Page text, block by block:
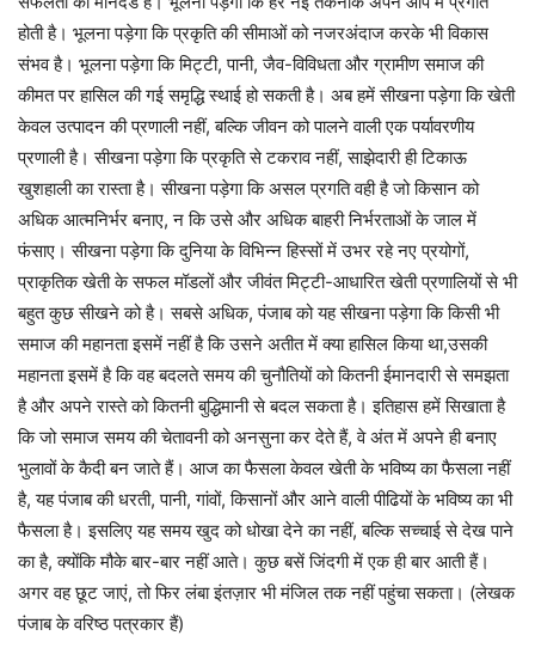
होती है। भूलना पड़ेगा कि प्रकृति की सीमाओं को नजरअंदाज करके भी विकास
संभव है। भूलना पड़ेगा कि मिट्टी, पानी, जैव-विविधता और ग्रामीण समाज की
कीमत पर हासिल की गई समृद्धि स्थाई हो सकती है। अब हमें सीखना पड़ेगा कि खेती
केवल उत्पादन की प्रणाली नहीं, बल्कि जीवन को पालने वाली एक पर्यावरणीय
प्रणाली है। सीखना पड़ेगा कि प्रकृति से टकराव नहीं, साझेदारी ही टिकाऊ
खुशहाली का रास्ता है। सीखना पड़ेगा कि असल प्रगति वही है जो किसान को
अधिक आत्मनिर्भर बनाए, न कि उसे और अधिक बाहरी निर्भरताओं के जाल में
फंसाए। सीखना पड़ेगा कि दुनिया के विभिन्न हिस्सों में उभर रहे नए प्रयोगों,
प्राकृतिक खेती के सफल मॉडलों और जीवंत मिट्टी-आधारित खेती प्रणालियों से भी
बहुत कुछ सीखने को है। सबसे अधिक, पंजाब को यह सीखना पड़ेगा कि किसी भी
समाज की महानता इसमें नहीं है कि उसने अतीत में क्या हासिल किया था,उसकी
महानता इसमें है कि वह बदलते समय की चुनौतियों को कितनी ईमानदारी से समझता
है और अपने रास्ते को कितनी बुद्धिमानी से बदल सकता है। इतिहास हमें सिखाता है
कि जो समाज समय की चेतावनी को अनसुना कर देते हैं, वे अंत में अपने ही बनाए
भुलावों के कैदी बन जाते हैं। आज का फैसला केवल खेती के भविष्य का फैसला नहीं
है, यह पंजाब की धरती, पानी, गांवों, किसानों और आने वाली पीढियों के भविष्य का भी
फैसला है। इसलिए यह समय खुद को धोखा देने का नहीं, बल्कि सच्चाई से देख पाने
का है, क्योंकि मौके बार-बार नहीं आते। कुछ बसें जिंदगी में एक ही बार आती हैं।
अगर वह छूट जाएं, तो फिर लंबा इंतज़ार भी मंजिल तक नहीं पहुंचा सकता। (लेखक
पंजाब के वरिष्ठ पत्रकार हैं)